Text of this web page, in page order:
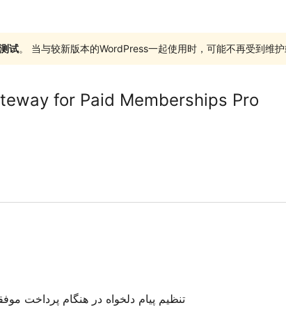
试。 当与较新版本的WordPress一起使用时，可能不再受到维
for Paid Memberships Pro
تنظیم پیام دلخواه در هنگام پرداخت